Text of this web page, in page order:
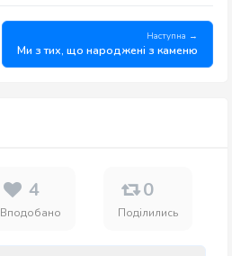
Наступна →
Ми з тих, що народжені з каменю
4
Вподобано
0
Поділились